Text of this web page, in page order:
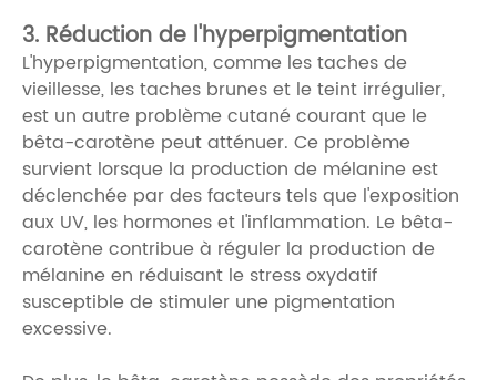
3. Réduction de l'hyperpigmentation
L'hyperpigmentation, comme les taches de
vieillesse, les taches brunes et le teint irrégulier,
est un autre problème cutané courant que le
bêta-carotène peut atténuer. Ce problème
survient lorsque la production de mélanine est
déclenchée par des facteurs tels que l'exposition
aux UV, les hormones et l'inflammation. Le bêta-
carotène contribue à réguler la production de
mélanine en réduisant le stress oxydatif
susceptible de stimuler une pigmentation
excessive.